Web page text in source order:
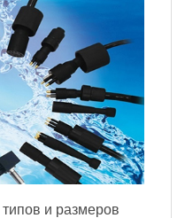
и размеров